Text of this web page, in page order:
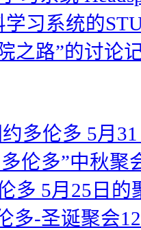
学习系统的
之路”的讨论
约多伦多 5月
伦多”中秋聚
多 5月25日的
多-圣诞聚会